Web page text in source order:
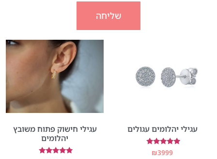
שליחה
עגילי יהלומים עגולים
דורג
5.00
₪3999
עגילי חישוק פתוח משובץ
יהלומים